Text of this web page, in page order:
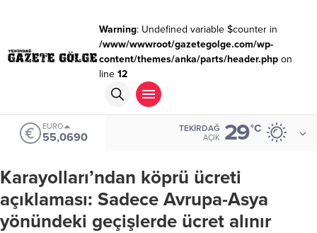
Warning: Undefined variable $counter in
/www/wwwroot/gazetegolge.com/wp-
content/themes/anka/parts/header.phpon
line 12
EURO
55,0690
TEKIRDAĞ
AÇIK 29°C
Karayolları’ndan köprü ücreti
açıklaması: Sadece Avrupa-Asya
yönündeki geçişlerde ücret alınır